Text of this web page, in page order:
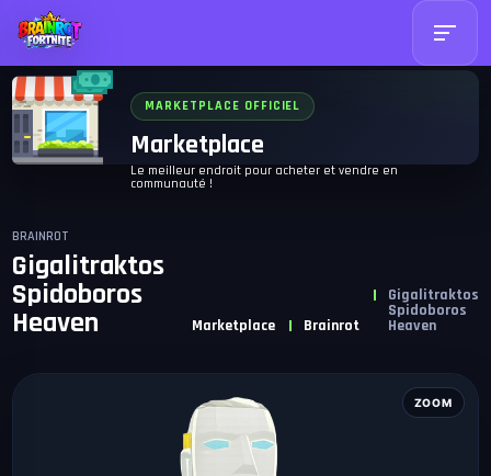
MARKETPLACE OFFICIEL
Marketplace
Le meilleur endroit pour acheter et vendre en
communauté !
BRAINROT
Gigalitraktos
Spidoboros
Heaven Marketplace Brainrot
Gigalitraktos
Spidoboros
Heaven